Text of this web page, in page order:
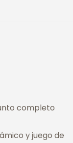
completo
y juego de